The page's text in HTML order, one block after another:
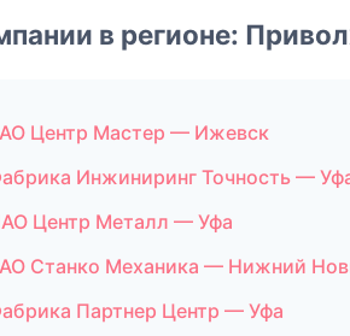
в регионе:
Центр Мастер — Ижевск
Инжиниринг Точность —
Центр Металл — Уфа
Станко Механика — Нижний
Партнер Центр — Уфа